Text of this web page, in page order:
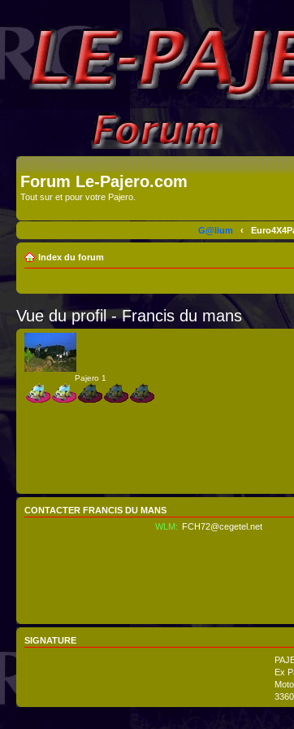
Forum Le-Pajero.com
Tout sur et pour votre Pajero.
G@lium ‹
Index du forum
Vue du profil - Francis du mans
Pajero 1
CONTACTER FRANCIS DU MANS
WLM: FCH72@cegetel.net
SIGNATURE
Ex